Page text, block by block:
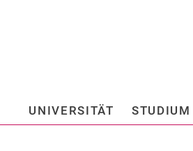
UNIVERSITÄT STUDIUM